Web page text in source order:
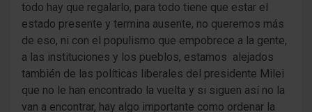
todo hay que regalarlo, para todo tiene que estar el
estado presente y termina ausente, no queremos más
de eso, ni con el populismo que empobrece a la gente,
a las instituciones y los pueblos, estamos alejados
también de las políticas liberales del presidente Milei
que no le han encontrado la vuelta y si siguen así no la
van a encontrar, hay algo importante como ordenar la